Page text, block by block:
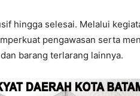
hingga selesai. Melalui
pengawasan serta
barang terlarang lainnya.